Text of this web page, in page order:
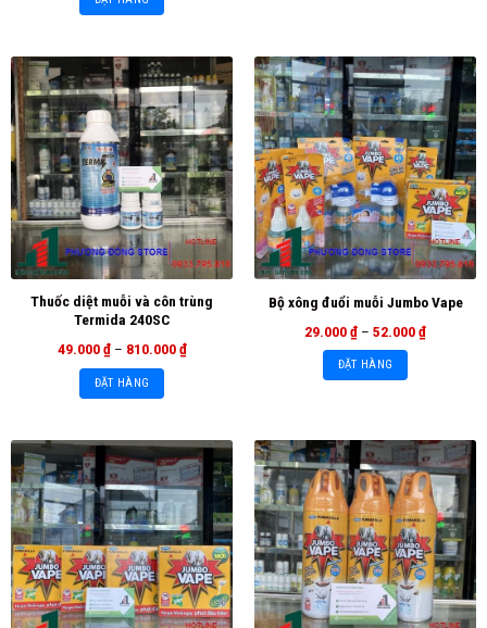
Thuốc diệt muỗi và côn trùng
Termida 240SC
49.000₫ – 810.000₫
ĐẶT HÀNG
Bộ xông đuổi muỗi Jumbo Vape
29.000₫ – 52.000₫
ĐẶT HÀNG